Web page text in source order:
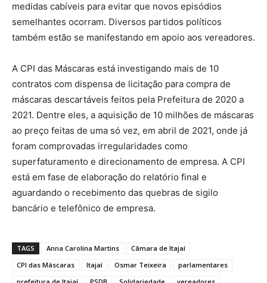
medidas cabíveis para evitar que novos episódios
semelhantes ocorram. Diversos partidos políticos
também estão se manifestando em apoio aos vereadores.
A CPI das Máscaras está investigando mais de 10
contratos com dispensa de licitação para compra de
máscaras descartáveis feitos pela Prefeitura de 2020 a
2021. Dentre eles, a aquisição de 10 milhões de máscaras
ao preço feitas de uma só vez, em abril de 2021, onde já
foram comprovadas irregularidades como
superfaturamento e direcionamento de empresa. A CPI
está em fase de elaboração do relatório final e
aguardando o recebimento das quebras de sigilo
bancário e telefônico de empresa.
TAGS Anna Carolina Martins
Câmara de Itajaí
CPI das Máscaras
Itajaí Osmar Teixeira
parlamentares